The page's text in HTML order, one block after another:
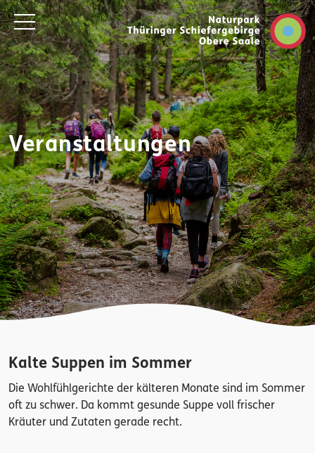
Veranstaltungen
Kalte Suppen im Sommer
Die Wohlfühlgerichte der kälteren Monate sind im Sommer
oft zu schwer. Da kommt gesunde Suppe voll frischer
Kräuter und Zutaten gerade recht.